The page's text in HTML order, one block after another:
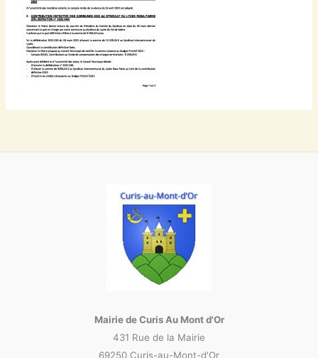
Mairie de Curis Au Mont d'Or
431 Rue de la Mairie
69250 Curis-au-Mont-d'Or